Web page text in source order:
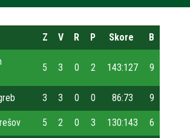
Z V R P Skore B
5 3 0 2 143:127 9
3 3 0 0 86:73 9
5 2 0 3 130:143 6